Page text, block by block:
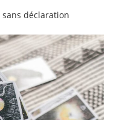
déclaration